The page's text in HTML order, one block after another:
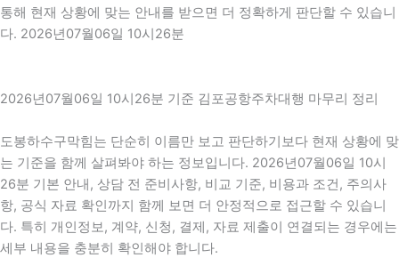
통해 현재 상황에 맞는 안내를 받으면 더 정확하게 판단할 수 있습니
다. 2026년07월06일 10시26분
2026년07월06일 10시26분 기준 김포공항주차대행 마무리 정리
도봉하수구막힘는 단순히 이름만 보고 판단하기보다 현재 상황에 맞
는 기준을 함께 살펴봐야 하는 정보입니다. 2026년07월06일 10시
26분 기본 안내, 상담 전 준비사항, 비교 기준, 비용과 조건, 주의사
항, 공식 자료 확인까지 함께 보면 더 안정적으로 접근할 수 있습니
다. 특히 개인정보, 계약, 신청, 결제, 자료 제출이 연결되는 경우에는
세부 내용을 충분히 확인해야 합니다.